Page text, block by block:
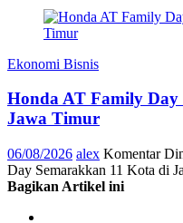
Ekonomi Bisnis
Honda AT Family
Jawa Timur
06/08/2026 alex Komentar
Day Semarakkan 11 Kota di
Bagikan Artikel ini